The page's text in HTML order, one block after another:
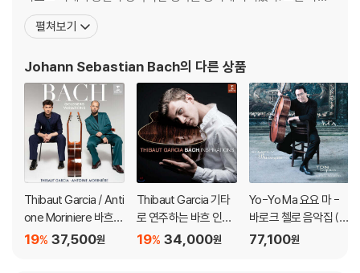
크 시대의 최후에 위치하는 대가로서, 일반적인 작품은 독일음악의
전통에 깊이 뿌리박고 있을 뿐 아니라, 그 위에 이탈리아나 프랑스의
였다. 종교적 작품은 기존 구교 음
펼쳐보기
Johann Sebastian Bach의 다른 상품
Thibaut Garcia / Anti
one Moriniere 바흐:
골드베르크 변주곡 (B
37,500원
19%
Thibaut Garcia 기타
로 연주하는 바흐 인스
퍼레이션 (Bach Inspir
34,000원
19%
Yo-Yo Ma 요요 마 -
바로크 첼로 음악집 (Si
mply Baroque) [청록
77,100원